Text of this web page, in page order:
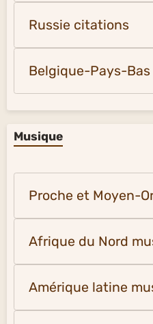
Russie citations
Belgique-Pays-
Musique
Proche et Moyen-
Afrique du Nord
Amérique latine